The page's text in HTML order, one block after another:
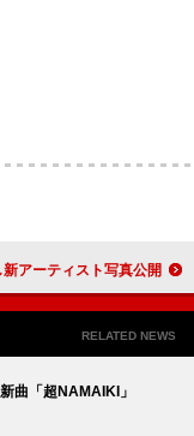
カル、「JANE DOE」リリースに際し新アーティスト写真公開
RELATED NEWS
曲「超NAMAIKI」